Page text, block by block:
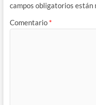
campos obligatorios están
Comentario *